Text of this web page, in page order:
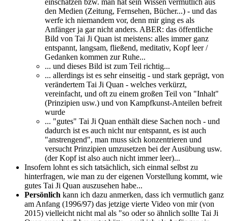
einschätzen bzw. man hat sein Wissen vermutlich aus
den Medien (Zeitung, Fernsehen, Bücher...) - und das
werfe ich niemandem vor, denn mir ging es als
Anfänger ja gar nicht anders. ABER: das öffentliche
Bild von Tai Ji Quan ist meistens: alles immer ganz
entspannt, langsam, fließend, meditativ, Kopf leer /
Gedanken kommen zur Ruhe...
... und dieses Bild ist zum Teil richtig...
... allerdings ist es sehr einseitig - und stark geprägt, von
verändertem Tai Ji Quan - welches verkürzt,
vereinfacht, und oft zu einem großen Teil von "Inhalt"
(Prinzipien usw.) und von Kampfkunst-Anteilen befreit
wurde
... "gutes" Tai Ji Quan enthält diese Sachen noch - und
dadurch ist es auch nicht nur entspannt, es ist auch
"anstrengend", man muss sich konzentrieren und
versucht Prinzipien umzusetzen bei der Ausübung usw.
(der Kopf ist also auch nicht immer leer)...
Insofern lohnt es sich tatsächlich, sich einmal selbst zu
hinterfragen, wie man zu der eigenen Vorstellung kommt, wie
gutes Tai Ji Quan auszusehen habe...
Persönlich kann ich dazu anmerken, dass ich vermutlich ganz
am Anfang (1996/97) das jetzige vierte Video von mir (von
2015) vielleicht nicht mal als "so oder so ähnlich sollte Tai Ji